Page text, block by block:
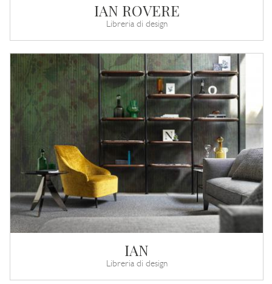
IAN ROVERE
Libreria di design
IAN
Libreria di design